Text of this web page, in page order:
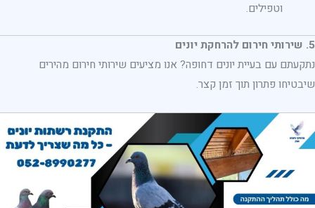
וטפילים.
5. שירותי חירום להרחקת יונים
נתקעתם עם בעיית יונים דחופה? אנו מציעים שירותי חירום מהירים
שיבטיחו פתרון תוך זמן קצר.